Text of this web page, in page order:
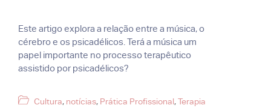
Este artigo explora a relação entre a música, o
cérebro e os psicadélicos. Terá a música um
papel importante no processo terapêutico
assistido por psicadélicos?
Categorias
Cultura, notícias, Prática Profissional,Terapia